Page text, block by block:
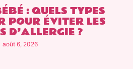
: QUELS TYPES
POUR ÉVITER LES
D’ALLERGIE ?
août 6, 2026